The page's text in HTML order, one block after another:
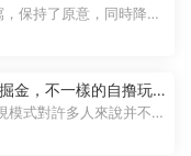
1000+
保持了原意，同時降低
金，不一樣的自撸玩
設備要求
有所了...